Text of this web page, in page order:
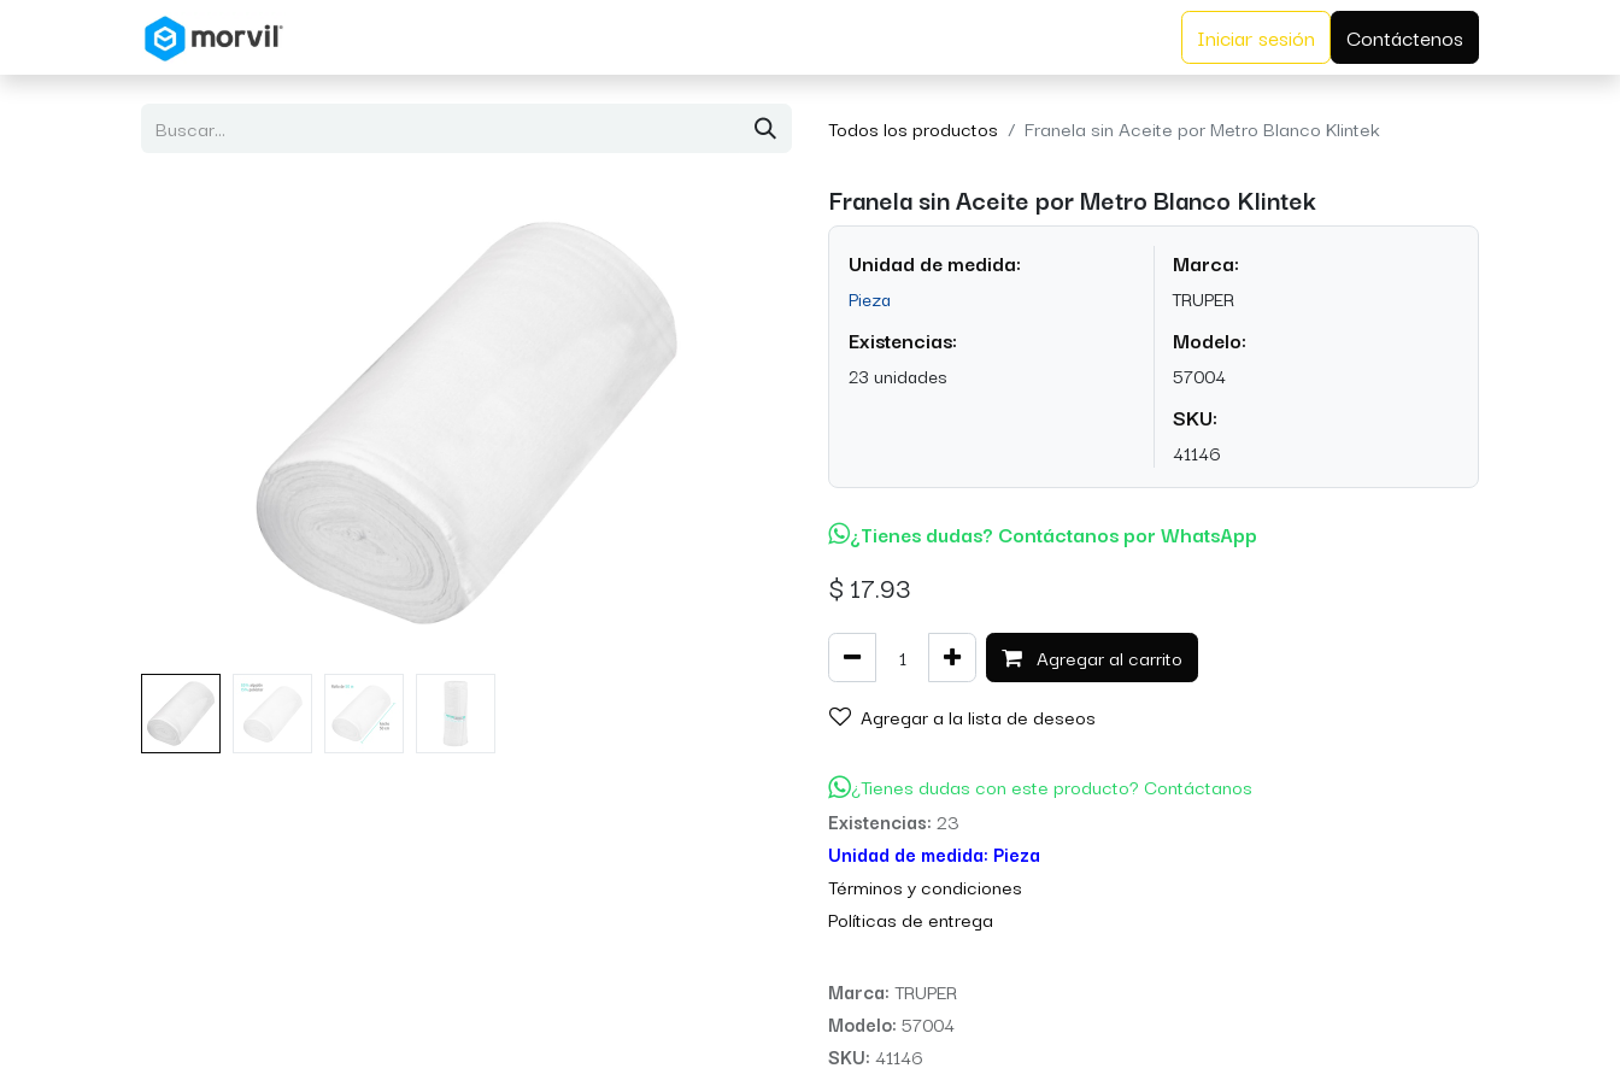
Iniciar sesión Contáctenos
Todos los productos Franela sin Aceite por Metro Blanco Klintek
Franela sin Aceite por Metro Blanco Klintek
Unidad de medida:
Pieza
Existencias:
23 unidades
Marca:
TRUPER
Modelo:
57004
SKU:
41146
¿Tienes dudas? Contáctanos por WhatsApp
$ 17.93
Agregar al carrito
Agregar a la lista de deseos
¿Tienes dudas con este producto? Contáctanos
Existencias: 23
Unidad de medida: Pieza
Términos y condiciones
Políticas de entrega
Marca: TRUPER
Modelo: 57004
SKU: 41146